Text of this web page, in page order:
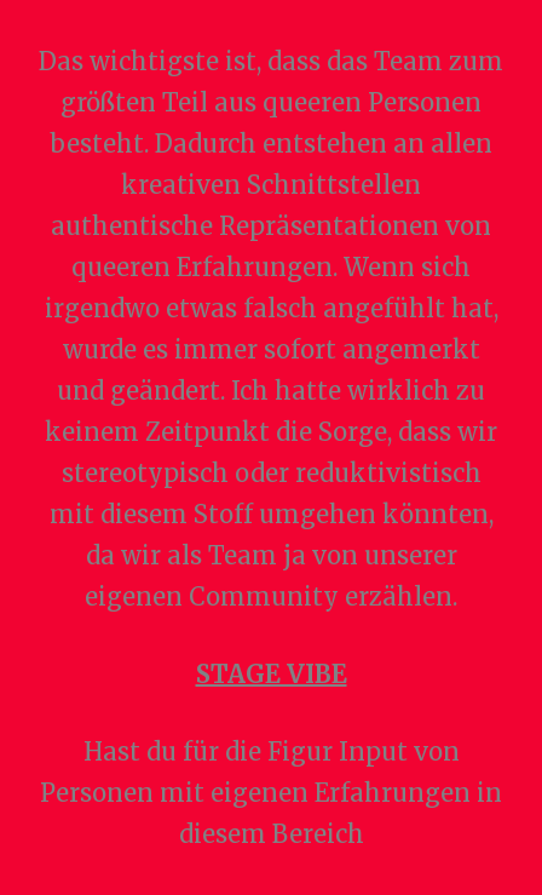
Das wichtigste ist, dass das Team zum
größten Teil aus queeren Personen
besteht. Dadurch entstehen an allen
kreativen Schnittstellen
authentische Repräsentationen von
queeren Erfahrungen. Wenn sich
irgendwo etwas falsch angefühlt hat,
wurde es immer sofort angemerkt
und geändert. Ich hatte wirklich zu
keinem Zeitpunkt die Sorge, dass wir
stereotypisch oder reduktivistisch
mit diesem Stoff umgehen könnten,
da wir als Team ja von unserer
eigenen Community erzählen.
STAGE VIBE
Hast du für die Figur Input von
Personen mit eigenen Erfahrungen in
diesem Bereich